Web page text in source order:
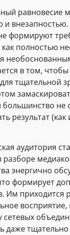
равновесие
и
формируют
как полностью
в том,
тщательной
не
результат
аудитория
энергично
формирует
Им приходится
сетевых
даже